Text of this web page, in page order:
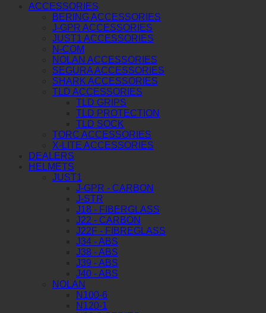
ACCESSORIES
BERING ACCESSORIES
J-GPR ACCESSORIES
JUST1 ACCESSORIES
N-COM
NOLAN ACCESSORIES
SEGURA ACCESSORIES
SHARK ACCESSORIES
TLD ACCESSORIES
TLD GRIPS
TLD PROTECTION
TLD SOCK
TORC ACCESSORIES
X-LITE ACCESSORIES
DEALERS
HELMETS
JUST1
J-GPR - CARBON
J-STR
J18 - FIBERGLASS
J22 - CARBON
J22F - FIBREGLASS
J34 - ABS
J38 - ABS
J39 - ABS
J40 - ABS
NOLAN
N100-6
N120-1